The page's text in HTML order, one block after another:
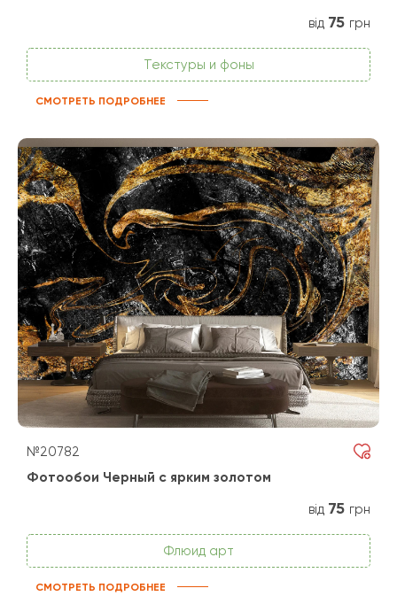
від 75 грн
Текстуры и фоны
СМОТРЕТЬ ПОДРОБНЕЕ
№20782
Фотообои Черный с ярким золотом
від 75 грн
Флюид арт
СМОТРЕТЬ ПОДРОБНЕЕ